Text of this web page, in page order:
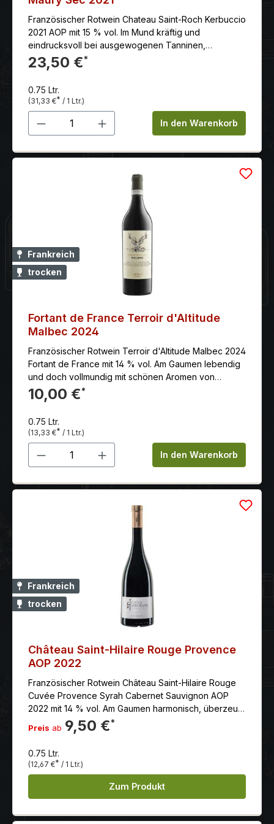
Französischer Rotwein Chateau Saint-Roch Kerbuccio
2021 AOP mit 15 % vol. Im Mund kräftig und
eindrucksvoll bei ausgewogenen Tanninen,
mineralische Eindrücke. Komplexes Finale. Eleganter
Gesamteindruck. Erzeuger: Château Saint-Roch Klima:
von den Pyrenäen. Rebsorten: Grenache Noir, Syrah,
Mourvedre Farbe: rot Reifegrad: genießen und
lagerungsfähig
Klassifikation: Maury Sec AOP
der Annahme im Keller. Vergärung und 4-wöchige
23,50 €*
0.75 Ltr.
(31,33 €* / 1 Ltr.)
Produkt Anzahl: Gib denIn den Warenkorb
Frankreich
trocken
Fortant de France Terroir d'Altitude
Malbec 2024
Französischer Rotwein Terroir d'Altitude Malbec 2024
Fortant de France mit 14 % vol. Am Gaumen lebendig
und doch vollmundig mit schönen Aromen von
schwarzen Früchten und Gewürzen.
10,00 €*
0.75 Ltr.
(13,33 €* / 1 Ltr.)
Produkt Anzahl: Gib denIn den Warenkorb
Frankreich
trocken
Château Saint-Hilaire Rouge Provence
AOP 2022
Französischer Rotwein Château Saint-Hilaire Rouge
Cuvée Provence Syrah Cabernet Sauvignon AOP
2022 mit 14 % vol. Am Gaumen harmonisch, überzeugt
er mit den typischen Kräuteraromen der Provence.
Preis ab 9,50 €*
0.75 Ltr.
(12,67 €* / 1 Ltr.)
Zum Produkt